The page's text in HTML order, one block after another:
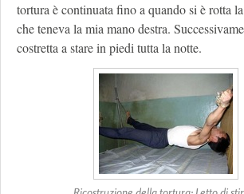
tortura è continuata fino a quando si è rotta
che teneva la mia mano destra.
costretta a stare in piedi tutta la notte.